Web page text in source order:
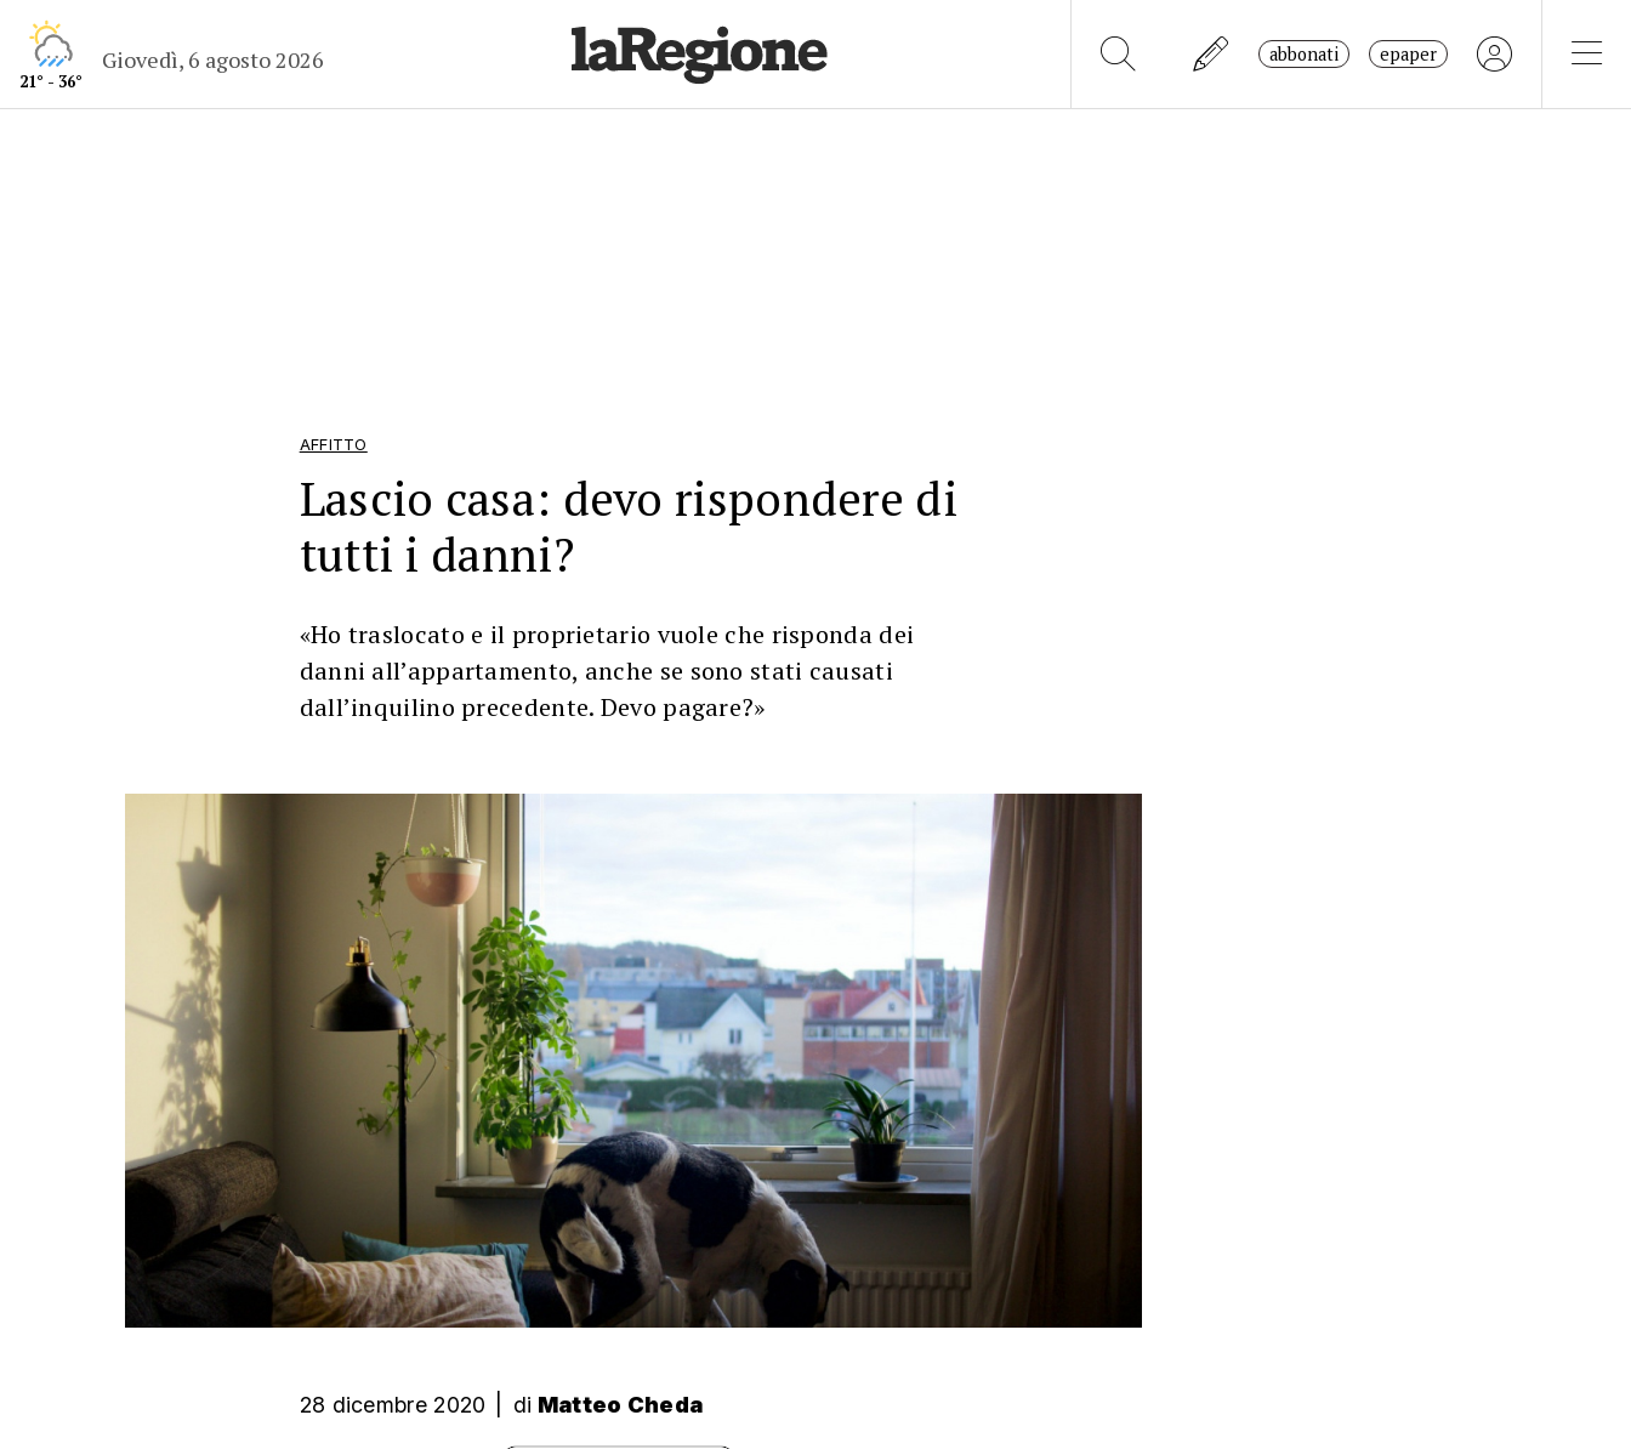
21° - 36°
Giovedì, 6 agosto 2026 abbonati epaper
AFFITTO
Lascio casa: devo rispondere di
tutti i danni?
«Ho traslocato e il proprietario vuole che risponda dei
danni all’appartamento, anche se sono stati causati
dall’inquilino precedente. Devo pagare?»
28 dicembre 2020 di Matteo Cheda